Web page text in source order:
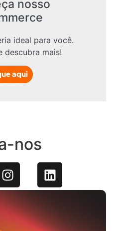
nosso
ideal para você.
descubra mais!
aqui
nos